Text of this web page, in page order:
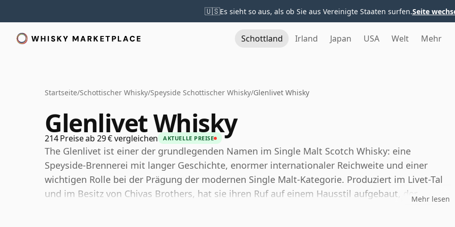
🇺🇸Es sieht so aus, als ob Sie aus Vereinigte Staaten surfen.Seite
Schottland Irland Japan USA Welt Mehr
Startseite/Schottischer Whisky/Speyside Schottischer Whisky/Glenlivet Whisky
Glenlivet Whisky
214 Preise ab 29 € vergleichen AKTUELLE PREISE
The Glenlivet ist einer der grundlegenden Namen im Single Malt Scotch Whisky: eine
Speyside-Brennerei mit langer Geschichte, enormer internationaler Reichweite und einer
wichtigen Rolle bei der Prägung der modernen Single Malt-Kategorie. Produziert im Livet-Tal
und im Besitz von Chivas Brothers, hat sie ihren Ruf auf einem Hausstil aufgebaut, derMehr lesen